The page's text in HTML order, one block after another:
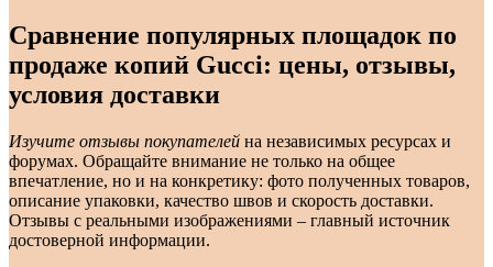
Сравнение популярных площадок по
продаже копий Gucci: цены, отзывы,
условия доставки
Изучите отзывы покупателей на независимых ресурсах и
форумах. Обращайте внимание не только на общее
впечатление, но и на конкретику: фото полученных товаров,
описание упаковки, качество швов и скорость доставки.
Отзывы с реальными изображениями – главный источник
достоверной информации.